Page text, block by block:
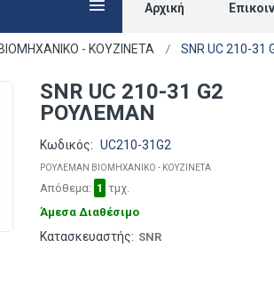
Αρχική
- ΚΟΥΖΙΝΕΤΑ SNR UC 210-
SNR UC 210-31 G2
ΡΟΥΛΕΜΑΝ
Κωδικός: UC210-31G2
ΡΟΥΛΕΜΑΝ ΒΙΟΜΗΧΑΝΙΚΟ - ΚΟΥΖΙΝΕΤΑ
Απόθεμα: 1 τμχ.
Άμεσα Διαθέσιμο
Κατασκευαστής: SNR